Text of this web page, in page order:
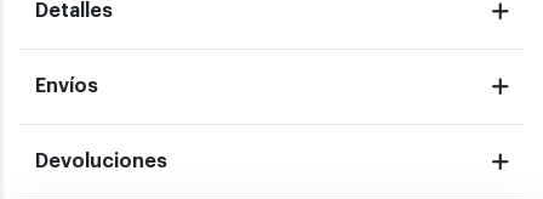
Detalles
Envíos
Devoluciones